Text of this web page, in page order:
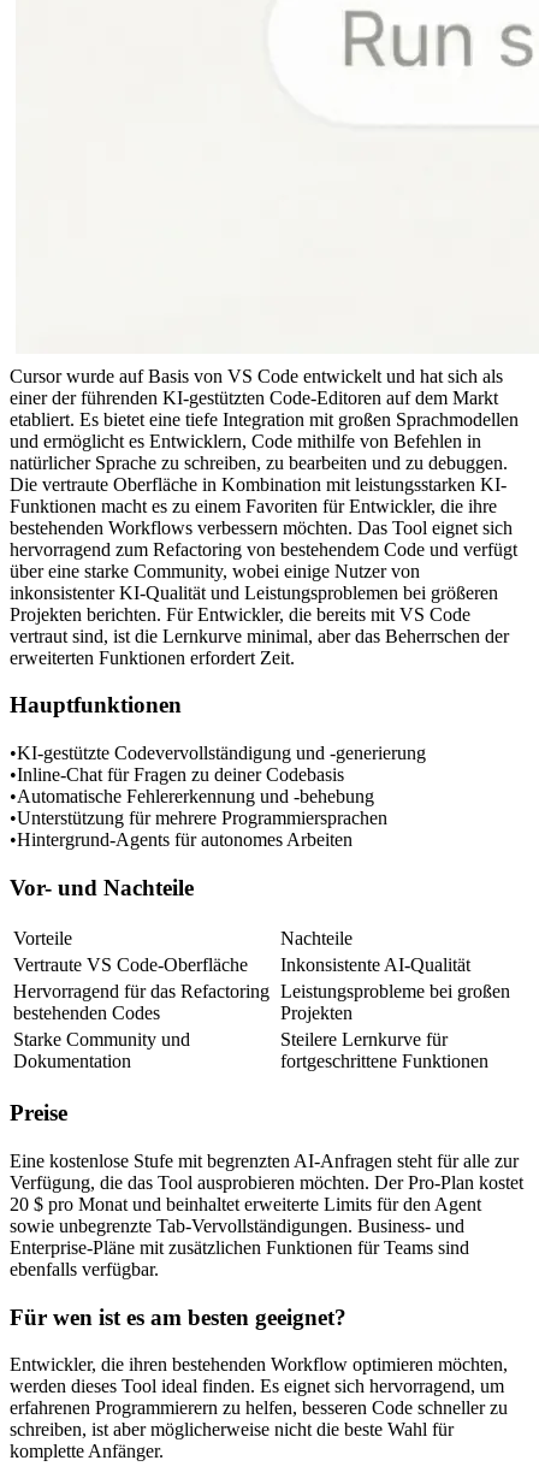
Cursor wurde auf Basis von VS Code entwickelt und hat sich als
einer der führenden KI-gestützten Code-Editoren auf dem Markt
etabliert. Es bietet eine tiefe Integration mit großen Sprachmodellen
und ermöglicht es Entwicklern, Code mithilfe von Befehlen in
natürlicher Sprache zu schreiben, zu bearbeiten und zu debuggen.
Die vertraute Oberfläche in Kombination mit leistungsstarken KI-
Funktionen macht es zu einem Favoriten für Entwickler, die ihre
bestehenden Workflows verbessern möchten. Das Tool eignet sich
hervorragend zum Refactoring von bestehendem Code und verfügt
über eine starke Community, wobei einige Nutzer von
inkonsistenter KI-Qualität und Leistungsproblemen bei größeren
Projekten berichten. Für Entwickler, die bereits mit VS Code
vertraut sind, ist die Lernkurve minimal, aber das Beherrschen der
erweiterten Funktionen erfordert Zeit.
Hauptfunktionen
•KI-gestützte Codevervollständigung und -generierung
•Inline-Chat für Fragen zu deiner Codebasis
•Automatische Fehlererkennung und -behebung
•Unterstützung für mehrere Programmiersprachen
•Hintergrund-Agents für autonomes Arbeiten
Vor- und Nachteile
Vorteile
Nachteile
Vertraute VS Code-Oberfläche
Inkonsistente AI-Qualität
Hervorragend für das Refactoring
bestehenden Codes
Leistungsprobleme bei großen
Projekten
Starke Community und
Dokumentation
Steilere Lernkurve für
fortgeschrittene Funktionen
Preise
Eine kostenlose Stufe mit begrenzten AI-Anfragen steht für alle zur
Verfügung, die das Tool ausprobieren möchten. Der Pro-Plan kostet
20 $ pro Monat und beinhaltet erweiterte Limits für den Agent
sowie unbegrenzte Tab-Vervollständigungen. Business- und
Enterprise-Pläne mit zusätzlichen Funktionen für Teams sind
ebenfalls verfügbar.
Für wen ist es am besten geeignet?
Entwickler, die ihren bestehenden Workflow optimieren möchten,
werden dieses Tool ideal finden. Es eignet sich hervorragend, um
erfahrenen Programmierern zu helfen, besseren Code schneller zu
schreiben, ist aber möglicherweise nicht die beste Wahl für
komplette Anfänger.